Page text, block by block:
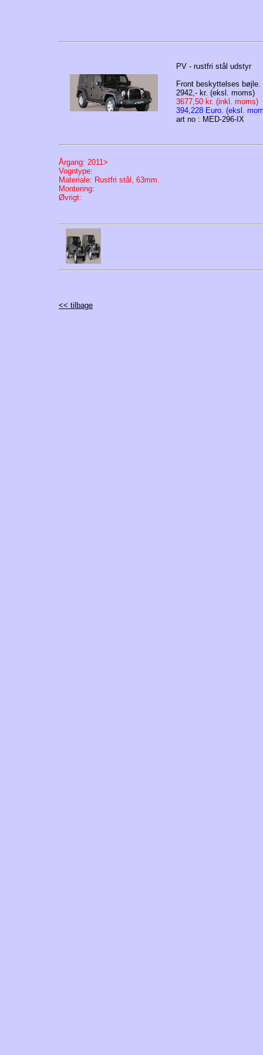
PV - rustfri stål udstyr
Front beskyttelses bøjle.
2942,- kr. (eksl. moms)
3677,50 kr. (inkl. moms)
394,228 Euro. (eksl.
art no : MED-296-IX
Årgang: 2011>
Vogntype:
Materiale: Rustfri stål, 63mm.
Montering:
Øvrigt:
<< tilbage